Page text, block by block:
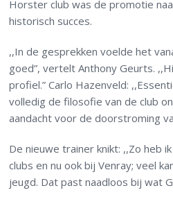
Horster club was de promotie
historisch succes.
,,In de gesprekken voelde het
goed”, vertelt Anthony Geurts.
profiel.” Carlo Hazenveld:
volledig de filosofie van de club
aandacht voor de doorstroming
De nieuwe trainer knikt: ,,Zo heb
clubs en nu ook bij Venray; veel
jeugd. Dat past naadloos bij wat